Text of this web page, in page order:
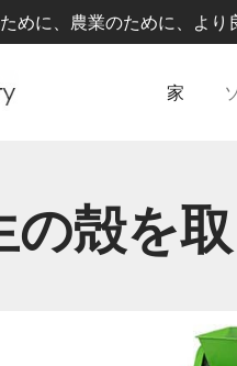
めに、農業のために、より
家
の殻を